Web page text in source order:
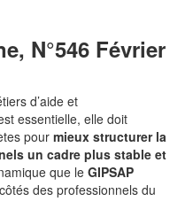
N°546 Février
d’aide et
essentielle, elle doit
pour mieux structurer la
un cadre plus stable et
que leGIPSAP
des professionnels du